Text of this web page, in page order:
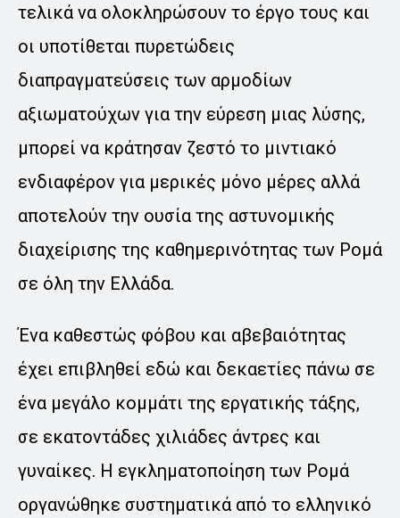
τελικά να ολοκληρώσουν το έργο τους και
οι υποτίθεται πυρετώδεις
διαπραγματεύσεις των αρμοδίων
αξιωματούχων για την εύρεση μιας λύσης,
μπορεί να κράτησαν ζεστό το μιντιακό
ενδιαφέρον για μερικές μόνο μέρες αλλά
αποτελούν την ουσία της αστυνομικής
διαχείρισης της καθημερινότητας των Ρομά
σε όλη την Ελλάδα.
Ένα καθεστώς φόβου και αβεβαιότητας
έχει επιβληθεί εδώ και δεκαετίες πάνω σε
ένα μεγάλο κομμάτι της εργατικής τάξης,
σε εκατοντάδες χιλιάδες άντρες και
γυναίκες. Η εγκληματοποίηση των Ρομά
οργανώθηκε συστηματικά από το ελληνικό